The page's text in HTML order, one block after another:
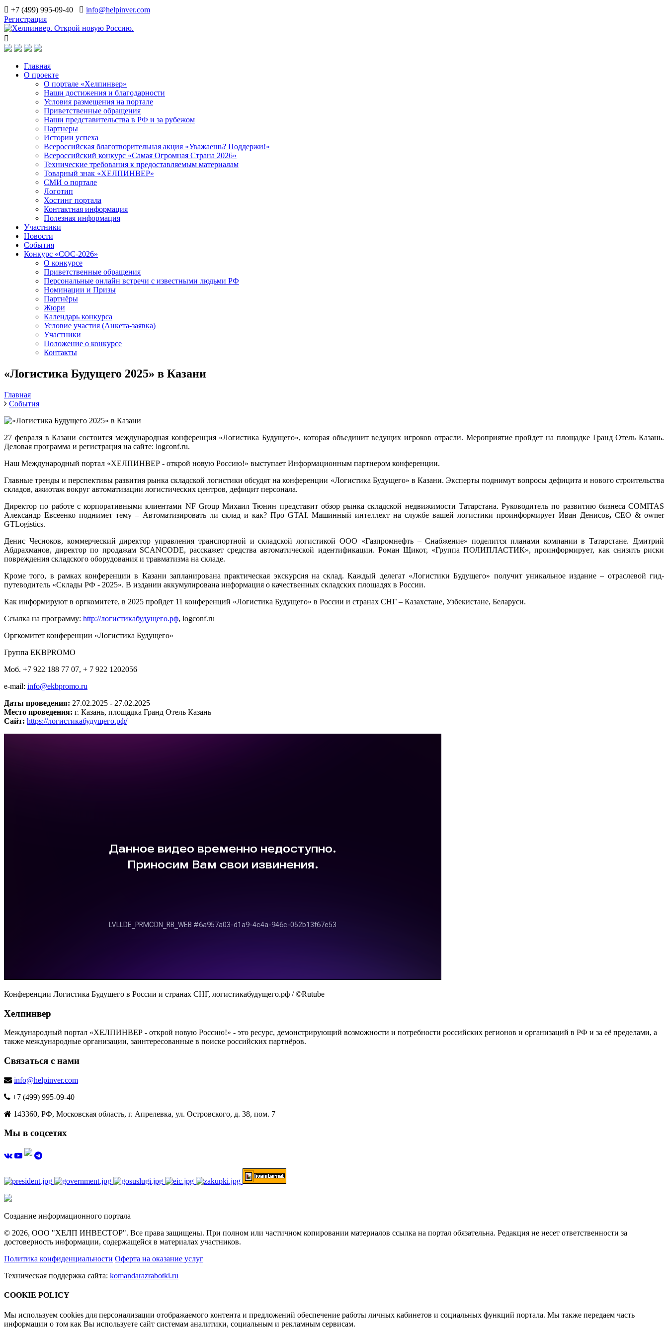
+7 (499) 995-09-40
info@helpinver.com
Регистрация
Главная
О проекте
О портале «Хелпинвер»
Наши достижения и благодарности
Условия размещения на портале
Приветственные обращения
Наши представительства в РФ и за рубежом
Партнеры
Истории успеха
Всероссийская благотворительная акция «Уважаешь? Поддержи!»
Всероссийский конкурс «Самая Огромная Страна 2026»
Технические требования к предоставляемым материалам
Товарный знак «ХЕЛПИНВЕР»
СМИ о портале
Логотип
Хостинг портала
Контактная информация
Полезная информация
Участники
Новости
События
Конкурс «СОС-2026»
О конкурсе
Приветственные обращения
Персональные онлайн встречи с известными людьми РФ
Номинации и Призы
Партнёры
Жюри
Календарь конкурса
Условие участия (Анкета-заявка)
Участники
Положение о конкурсе
Контакты
«Логистика Будущего 2025» в Казани
Главная
События
27 февраля в Казани состоится международная конференция «Логистика Будущего», которая объединит ведущих игроков отрасли. Мероприятие пройдет на площадке Гранд Отель Казань.
Деловая программа и регистрация на сайте: logconf.ru.
Наш Международный портал «ХЕЛПИНВЕР - открой новую Россию!» выступает Информационным партнером конференции.
Главные тренды и перспективы развития рынка складской логистики обсудят наконференции «Логистика Будущего» в Казани. Эксперты поднимут вопросы дефицита и нового строительства
складов, ажиотаж вокруг автоматизации логистических центров, дефицит персонала.
Директор по работе с корпоративными клиентами NF Group Михаил Тюнин представит обзор рынка складской недвижимости Татарстана. Руководитель по развитию бизнеса COMITAS
Александр Евсеенко поднимет тему – Автоматизировать ли склад и как? Про GTAI. Машинный интеллект на службе вашей логистики проинформирует Иван Денисов,CEO &owner
GTLogistics.
Денис Чесноков, коммерческий директор управления транспортной и складской логистикой ООО «Газпромнефть – Снабжение» поделится планами компании в Татарстане. Дмитрий
Абдрахманов, директор по продажам SCANCODE, расскажет средства автоматической идентификации. Роман Щикот, «Группа ПОЛИПЛАСТИК», проинформирует, как снизить риски
повреждения складского оборудования и травматизма на складе.
Кроме того, в рамках конференции в Казани запланирована практическая экскурсия на склад.Каждый делегат «Логистики Будущего» получит уникальное издание – отраслевой гид-
путеводитель «Склады РФ - 2025». В издании аккумулирована информация о качественных складских площадях в России.
Как информируют в оргкомитете, в 2025 пройдет 11 конференций «Логистика Будущего» в России и странах СНГ – Казахстане, Узбекистане, Беларуси.
Ссылка на программу: http://логистикабудущего.рф, logconf.ru
Оргкомитет конференции «Логистика Будущего»
Группа EKBPROMO
Моб. +7 922 188 77 07, + 7 922 1202056
e-mail: info@ekbpromo.ru
Даты проведения: 27.02.2025 - 27.02.2025
Место проведения: г. Казань, площадка Гранд Отель Казань
Сайт: https://логистикабудущего.рф/
Конференции Логистика Будущего в России и странах CHГ, логистикабудущего.рф / ©Rutube
Хелпинвер
Международный портал «ХЕЛПИНВЕР - открой новую Россию!» - это ресурс, демонстрирующий возможности и потребности российских регионов и организаций в РФ и за её пределами, а
также международные организации, заинтересованные в поиске российских партнёров.
Связаться с нами
info@helpinver.com
+7 (499) 995-09-40
143360, РФ, Московская область, г. Апрелевка, ул. Островского, д. 38, пом. 7
Мы в соцсетях
Создание информационного портала
© 2026, ООО "ХЕЛП ИНВЕСТОР". Все права защищены. При полном или частичном копировании материалов ссылка на портал обязательна. Редакция не несет ответственности за
достоверность информации, содержащейся в материалах участников.
Политика конфиденциальности Оферта на оказание услуг
Техническая поддержка сайта: komandarazrabotki.ru
COOKIE POLICY
Мы используем cookies для персонализации отображаемого контента и предложений обеспечение работы личных кабинетов и социальных функций портала. Мы также передаем часть
информации о том как Вы используете сайт системам аналитики, социальным и рекламным сервисам.